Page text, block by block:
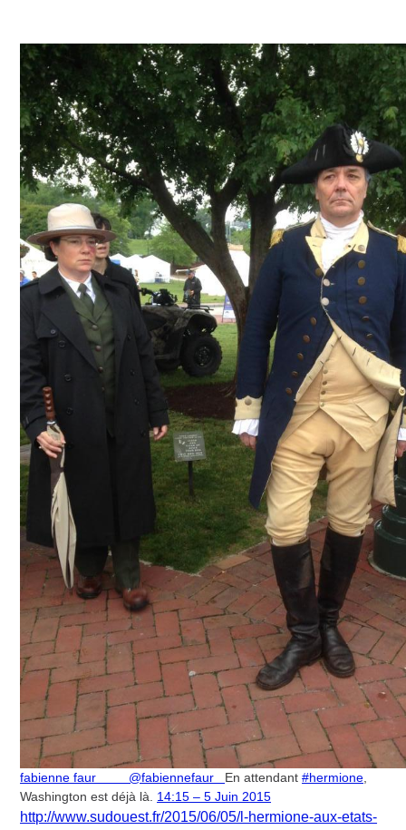
fabienne faur @fabiennefaur En attendant#hermione,
Washington est déjà là. 14:15 – 5 Juin 2015
http://www.sudouest.fr/2015/06/05/l-hermione-aux-etats-